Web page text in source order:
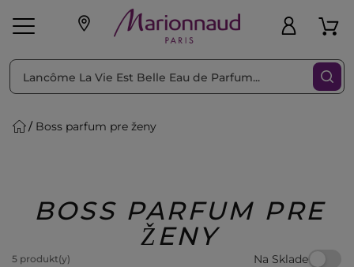
pleť Líčenie Vône
Beauty
Boss parfum pre ženy
BOSS PARFUM PRE
ŽENY
5 produkt(y) Na Sklade
Triediť podľa Filtrovať